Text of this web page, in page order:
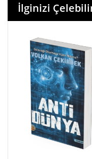
İlginizi